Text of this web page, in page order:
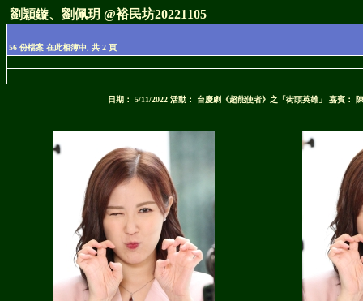
劉穎鏇、劉佩玥 @裕民坊20221105
56 份檔案 在此相簿中, 共 2 頁
日期： 5/11/2022 活動： 台慶劇《超能使者》之「街頭英雄」 嘉賓：